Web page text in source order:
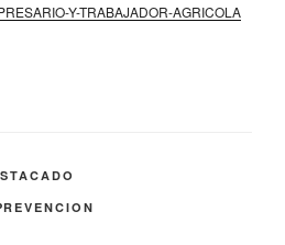
Y-TRABAJADOR-AGRICOLA